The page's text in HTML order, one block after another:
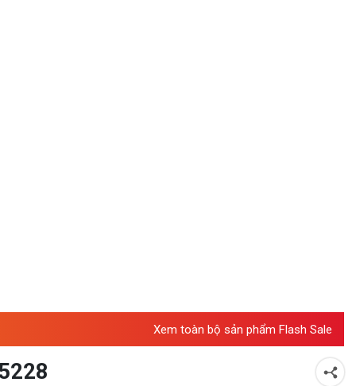
Xem toàn bộ sản phẩm Flash Sale